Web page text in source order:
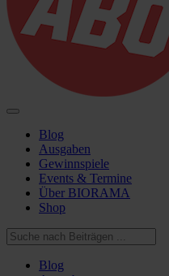
Blog
Ausgaben
Gewinnspiele
Events & Termine
Über BIORAMA
Shop
Blog